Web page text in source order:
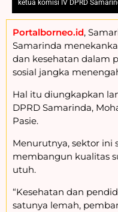
ketua komisi IV DPRD
Portalborneo.id,
Samarinda
dan kesehatan dalam
sosial jangka
Hal itu diungkapkan
DPRD Samarinda,
Pasie.
Menurutnya, sektor ini
membangun kualitas
utuh.
“Kesehatan dan
satunya lemah,